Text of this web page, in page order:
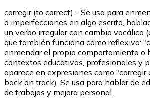
corregir (to correct) - Se usa para
o imperfecciones en algo escrito,
un verbo irregular con cambio vocálico
que también funciona como reflexivo:
enmendar el propio comportamiento o
contextos educativos, profesionales y
aparece en expresiones como "corregir
back on track). Se usa para hablar de
de trabajos y mejora personal.